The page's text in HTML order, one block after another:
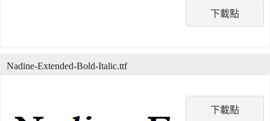
下載點
下載點
Nadine-Extended-Bold-Italic.ttf